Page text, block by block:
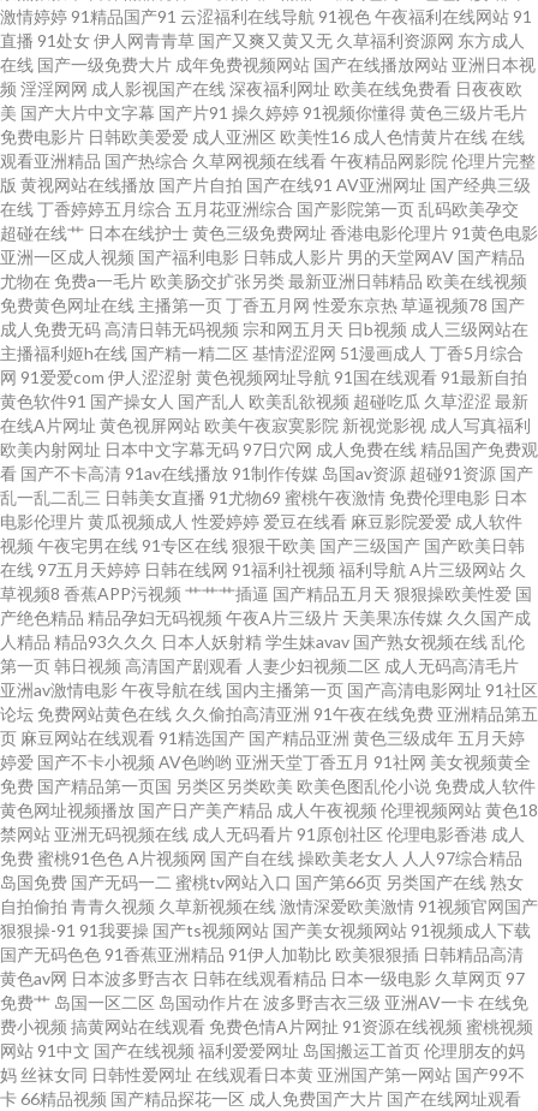
成人 69AV电影院 www91视频网 国产精品乱轮 伦理片三级伦理 婷婷色图 97
人人操操人人 国产微拍 麻豆传媒淫视频网 无码成人影音先锋 91九色绿帽夫
妻 操人人aV 国产欧美日产精品 另类图片视频 丝袜香蕉论理 91少女被入 成人
色影WWWW 狠狠超碰日韩三级 日韩人妖 综合色色综合 www夜夜 激情狠狠
撸 青青草一级色网站 亚洲AV炮图 www03另类 黑丝萝少 欧亚美日一级片 午
夜激情福利社 91青草视频网 成人色影免费 黄色网免观看 欧美骚网 午夜福利
三区 超碰碰人人妻 久草福利导航官网 日本特级片 在线观看污视频 变态另类
第4页 久热草福利导航 日韩午夜福利影院 91大神文轩 超碰97在线免费 久久
人妻在线观看 婷婷好色五月天 av男人天堂手机 黄色A级做爱影视 日本妈妈伦
理 亚洲色图自拍 www五月天久久 国产天天干在线 狼友久久 99免费视频 黄色
的视频网站 日本A∨网站 中日韩欧成人网址 操欧美逼 久草最新网址 日韩成人
在线网站 2026天天肏 国产妞干网 日本黄页视频 1024毛片 大香蕉久草91 老
湿无码 少妇AV导航 97成人超碰 国产欧美日韩论坛 欧美剧情一级片 亚洲爱爱
导航 福利社官网92 欧美中文成人 伊人肏屄 无码破解人妻日韩 美女微拍福利
午夜男人网站 国产3P福利 亚洲日本色网扯 成人性生网站 69探花传媒 麻豆免
费在线毛片 人妖操人妖 18禁欧洲 激情文学网伊人 日韩亚射 91视频观看网站
国产一区二区久久 人妻超碰在线 91网站成人 美女外面福利 五月丁香网站导
航 www日日本日日 久久av资源 91官方网页 福利微拍伦理 男同看片网站 先锋
激情婷婷 91精品国产91 云涩福利在线导航 91视色午夜福利在线网站 91
直播 91处女伊人网青青草 国产又爽又黄又无 久草福利资源网 东方成人
在线 国产一级免费大片 成年免费视频网站 国产在线播放网站 亚洲日本视
频 淫淫网网 成人影视国产在线深夜福利网址 欧美在线免费看 日夜夜欧
美 国产大片中文字幕 国产片91 操久婷婷 91视频你懂得黄色三级片毛片
免费电影片 日韩欧美爱爱 成人亚洲区 欧美性16 成人色情黄片在线在线
观看亚洲精品 国产热综合 久草网视频在线看午夜精品网影院 伦理片完整
版 黄视网站在线播放 国产片自拍 国产在线91 AV亚洲网址 国产经典三级
在线丁香婷婷五月综合 五月花亚洲综合 国产影院第一页乱码欧美孕交
超碰在线艹 日本在线护士黄色三级免费网址 香港电影伦理片 91黄色电影
亚洲一区成人视频 国产福利电影 日韩成人影片 男的天堂网AV 国产精品
尤物在 免费a一毛片 欧美肠交扩张另类最新亚洲日韩精品 欧美在线视频
免费黄色网址在线 主播第一页丁香五月网 性爱东京热草逼视频78 国产
成人免费无码 高清日韩无码视频 宗和网五月天 日b视频 成人三级网站在
主播福利姬h在线 国产精一精二区 基情涩涩网 51漫画成人 丁香5月综合
网 91爱爱com 伊人涩涩射黄色视频网址导航 91国在线观看 91最新自拍
黄色软件91 国产操女人 国产乱人 欧美乱欲视频 超碰吃瓜 久草涩涩 最新
在线A片网址 黄色视屏网站 欧美午夜寂寞影院 新视觉影视 成人写真福利
欧美内射网址 日本中文字幕无码 97日穴网 成人免费在线 精品国产免费观
看 国产不卡高清 91av在线播放 91制作传媒 岛国av资源 超碰91资源 国产
乱一乱二乱三 日韩美女直播 91尤物69 蜜桃午夜激情 免费伦理电影 日本
电影伦理片黄瓜视频成人 性爱婷婷 爱豆在线看 麻豆影院爱爱 成人软件
视频 午夜宅男在线 91专区在线狠狠干欧美 国产三级国产 国产欧美日韩
在线 97五月天婷婷 日韩在线网 91福利社视频 福利导航 A片三级网站 久
草视频8 香蕉APP污视频 艹艹艹插逼 国产精品五月天 狠狠操欧美性爱 国
产绝色精品 精品孕妇无码视频 午夜A片三级片 天美果冻传媒 久久国产成
人精品 精品93久久久 日本人妖射精学生妹avav 国产熟女视频在线乱伦
第一页韩日视频 高清国产剧观看 人妻少妇视频二区 成人无码高清毛片
亚洲av激情电影 午夜导航在线 国内主播第一页 国产高清电影网址 91社区
论坛 免费网站黄色在线 久久偷拍高清亚洲 91午夜在线免费 亚洲精品第五
页 麻豆网站在线观看 91精选国产 国产精品亚洲 黄色三级成年 五月天婷
婷爱 国产不卡小视频 AV色哟哟 亚洲天堂丁香五月 91社网 美女视频黄全
免费 国产精品第一页国 另类区另类欧美 欧美色图乱伦小说 免费成人软件
黄色网址视频播放 国产日产美产精品 成人午夜视频 伦理视频网站黄色18
禁网站 亚洲无码视频在线 成人无码看片 91原创社区 伦理电影香港 成人
免费蜜桃91色色A片视频网 国产自在线操欧美老女人 人人97综合精品
岛国免费 国产无码一二 蜜桃tv网站入口 国产第66页 另类国产在线熟女
自拍偷拍 青青久视频 久草新视频在线激情深爱欧美激情 91视频官网国产
狠狠操-91 91我要操 国产ts视频网站 国产美女视频网站 91视频成人下载
国产无码色色 91香蕉亚洲精品 91伊人加勒比 欧美狠狠插 日韩精品高清
黄色av网 日本波多野吉衣 日韩在线观看精品 日本一级电影 久草网页 97
免费艹 岛国一区二区 岛国动作片在 波多野吉衣三级 亚洲AV一卡在线免
费小视频 搞黄网站在线观看 免费色情A片网扯 91资源在线视频 蜜桃视频
网站 91中文 国产在线视频 福利爱爱网址 岛国搬运工首页伦理朋友的妈
妈 丝袜女同 日韩性爱网址 在线观看日本黄 亚洲国产第一网站 国产99不
卡66精品视频 国产精品探花一区 成人免费国产大片 国产在线网址观看